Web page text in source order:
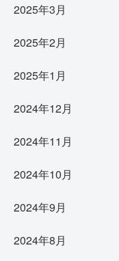
2025年3月
2025年2月
2025年1月
2024年12月
2024年11月
2024年10月
2024年9月
2024年8月